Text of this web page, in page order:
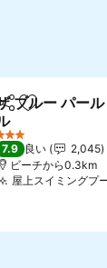
シェアお気に入り
ブルー パー
ホテルのランク
7.9 良い
2,045
ビーチから0.3km
屋上スイミングプ